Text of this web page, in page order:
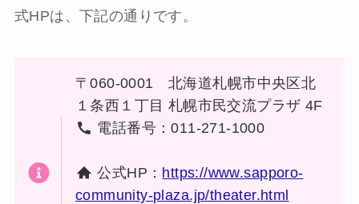
式HPは、下記の通りです。
〒060-0001 北海道札幌市中央区北
１条西１丁目 札幌市民交流プラザ 4F
電話番号：011-271-1000
公式HP： https://www.sapporo-
community-plaza.jp/theater.html